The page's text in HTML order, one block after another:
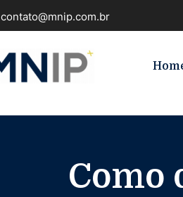
contato@mnip.com.br
Como